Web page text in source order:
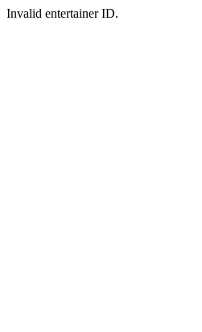
Invalid entertainer ID.